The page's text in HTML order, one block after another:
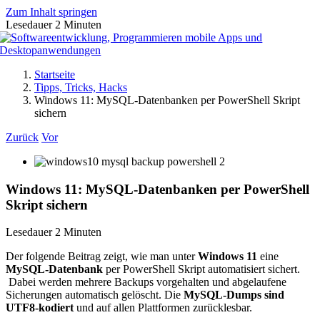
Zum Inhalt springen
Lesedauer 2 Minuten
Startseite
Tipps, Tricks, Hacks
Windows 11: MySQL-Datenbanken per PowerShell Skript
sichern
Zurück Vor
Windows 11: MySQL-Datenbanken per PowerShell
Skript sichern
Lesedauer 2 Minuten
Der folgende Beitrag zeigt, wie man unterWindows 11 eine
MySQL-Datenbank per PowerShell Skript automatisiert sichert.
Dabei werden mehrere Backups vorgehalten und abgelaufene
Sicherungen automatisch gelöscht. Die MySQL-Dumps sind
UTF8-kodiertund auf allen Plattformen zurücklesbar.